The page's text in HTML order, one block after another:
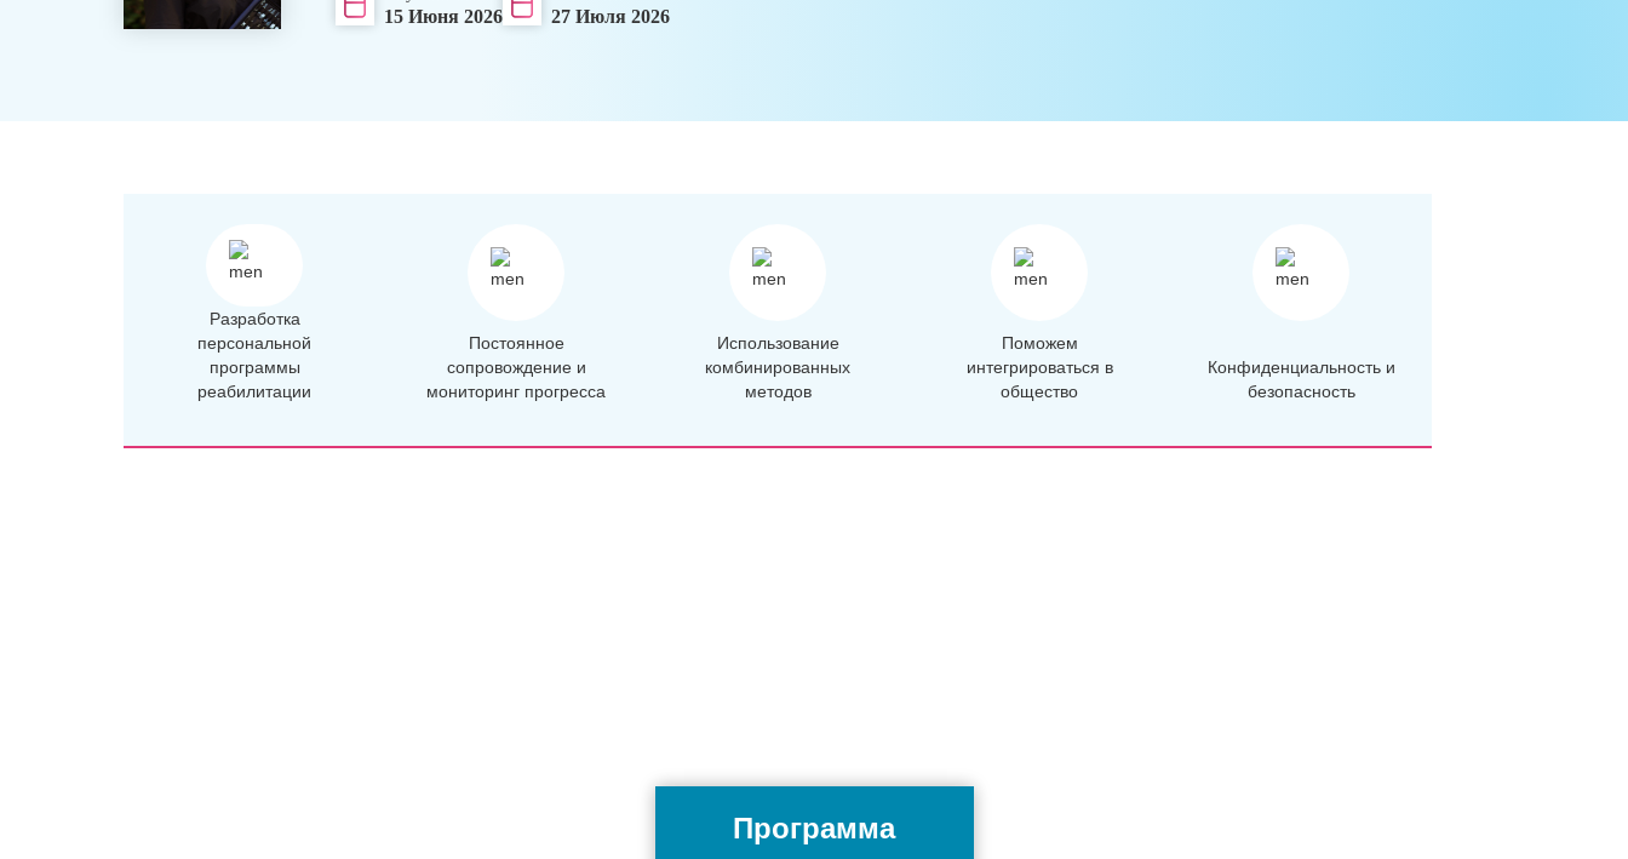
15 Июня 2026 27 Июля 2026
Разработка
персональной
программы
реабилитации
Постоянное
сопровождение и
мониторинг прогресса
Использование
комбинированных
методов
Поможем
интегрироваться в
общество
Конфиденциальность и
безопасность
Программа